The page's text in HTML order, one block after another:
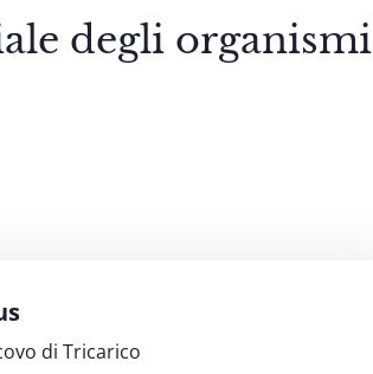
degli organismi
di Tricarico